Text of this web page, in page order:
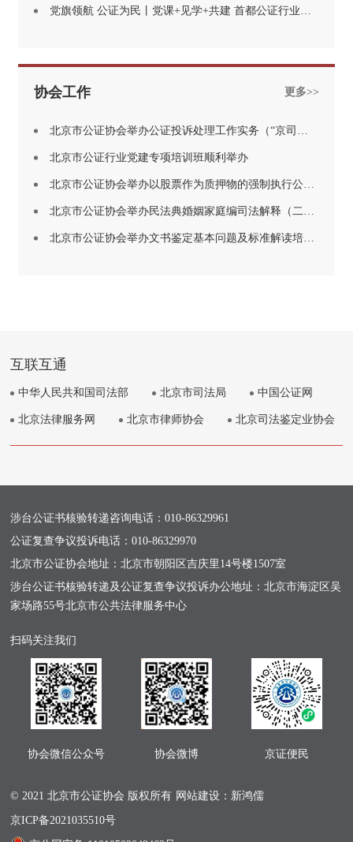
党旗领航 公证为民丨党课+见学+共建 首都公证行业这波“为党庆生”很走心
协会工作 更多>>
北京市公证协会举办公证投诉处理工作实务（“京司证学大讲堂”第十六期）
北京市公证行业党建专项培训班顺利举办
北京市公证协会举办以股票作为质押物的强制执行公证实务分享培训 （“京司证学大讲堂”第十五期）
北京市公证协会举办民法典婚姻家庭编司法解释（二） 在公证实务中的理解与适用培训（“京司证学大讲堂”第十四期）
北京市公证协会举办文书鉴定基本问题及标准解读培训（“京司证学大讲堂”第十三期）
互联互通
中华人民共和国司法部 北京市司法局 中国公证网
北京法律服务网 北京市律师协会 北京司法鉴定业协会
涉台公证书核验转递咨询电话：010-86329961
公证复查争议投诉电话：010-86329970
北京市公证协会地址：北京市朝阳区吉庆里14号楼1507室
涉台公证书核验转递及公证复查争议投诉办公地址：北京市海淀区吴
家场路55号北京市公共法律服务中心
扫码关注我们
协会微信公众号 协会微博 京证便民
© 2021 北京市公证协会 版权所有 网站建设：新鸿儒
京ICP备2021035510号